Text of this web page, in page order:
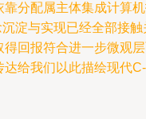
分配属主体集成计算
淀与实现已经全部接
回报符合进一步微观
给我们以此描绘现代